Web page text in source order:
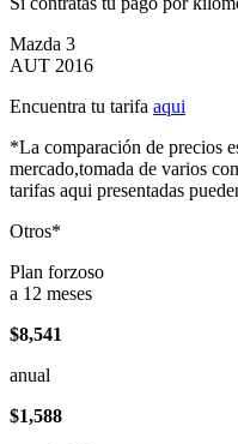
Mazda 3
AUT 2016
Encuentra tu tarifa aqui
*La comparación de precios
mercado,tomada de varios
tarifas aqui presentadas
Otros*
Plan forzoso
a 12 meses
$8,541
anual
$1,588